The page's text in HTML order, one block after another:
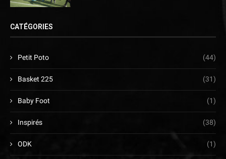
CATÉGORIES
Petit Poto (44)
Basket 225 (31)
Baby Foot (1)
Inspirés (38)
ODK (1)